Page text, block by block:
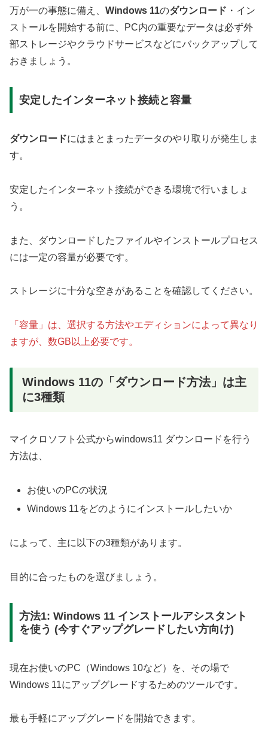
万が一の事態に備え、 Windows 11のダウンロード ・イン
ストールを開始する前に、PC内の重要なデータは必ず外
部ストレージやクラウドサービスなどにバックアップして
おきましょう。
安定したインターネット接続と容量
ダウンロードにはまとまったデータのやり取りが発生しま
す。
安定したインターネット接続ができる環境で行いましょ
う。
また、ダウンロードしたファイルやインストールプロセス
には一定の容量が必要です。
ストレージに十分な空きがあることを確認してください。
「容量」は、選択する方法やエディションによって異なり
ますが、数GB以上必要です。
Windows 11の「ダウンロード方法」は主
に3種類
マイクロソフト公式からwindows11 ダウンロードを行う
方法は、
お使いのPCの状況
Windows 11をどのようにインストールしたいか
によって、主に以下の3種類があります。
目的に合ったものを選びましょう。
方法1: Windows 11 インストールアシスタント
を使う (今すぐアップグレードしたい方向け)
現在お使いのPC（Windows 10など）を、その場で
Windows 11にアップグレードするためのツールです。
最も手軽にアップグレードを開始できます。